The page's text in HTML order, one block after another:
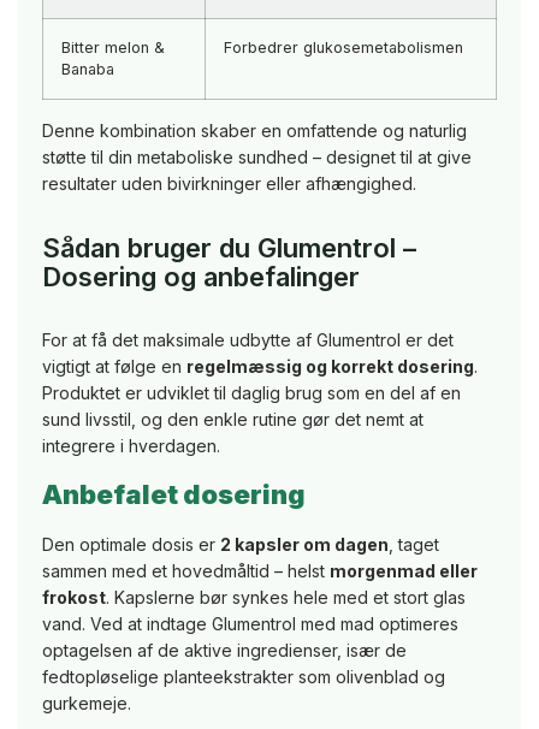
Bitter melon &
Banaba
Forbedrer glukosemetabolismen
Denne kombination skaber en omfattende og naturlig
støtte til din metaboliske sundhed – designet til at give
resultater uden bivirkninger eller afhængighed.
Sådan bruger du Glumentrol –
Dosering og anbefalinger
For at få det maksimale udbytte af Glumentrol er det
vigtigt at følge en regelmæssig og korrekt dosering.
Produktet er udviklet til daglig brug som en del af en
sund livsstil, og den enkle rutine gør det nemt at
integrere i hverdagen.
Anbefalet dosering
Den optimale dosis er 2 kapsler om dagen , taget
sammen med et hovedmåltid – helst morgenmad eller
frokost. Kapslerne bør synkes hele med et stort glas
vand. Ved at indtage Glumentrol med mad optimeres
optagelsen af de aktive ingredienser, især de
fedtopløselige planteekstrakter som olivenblad og
gurkemeje.